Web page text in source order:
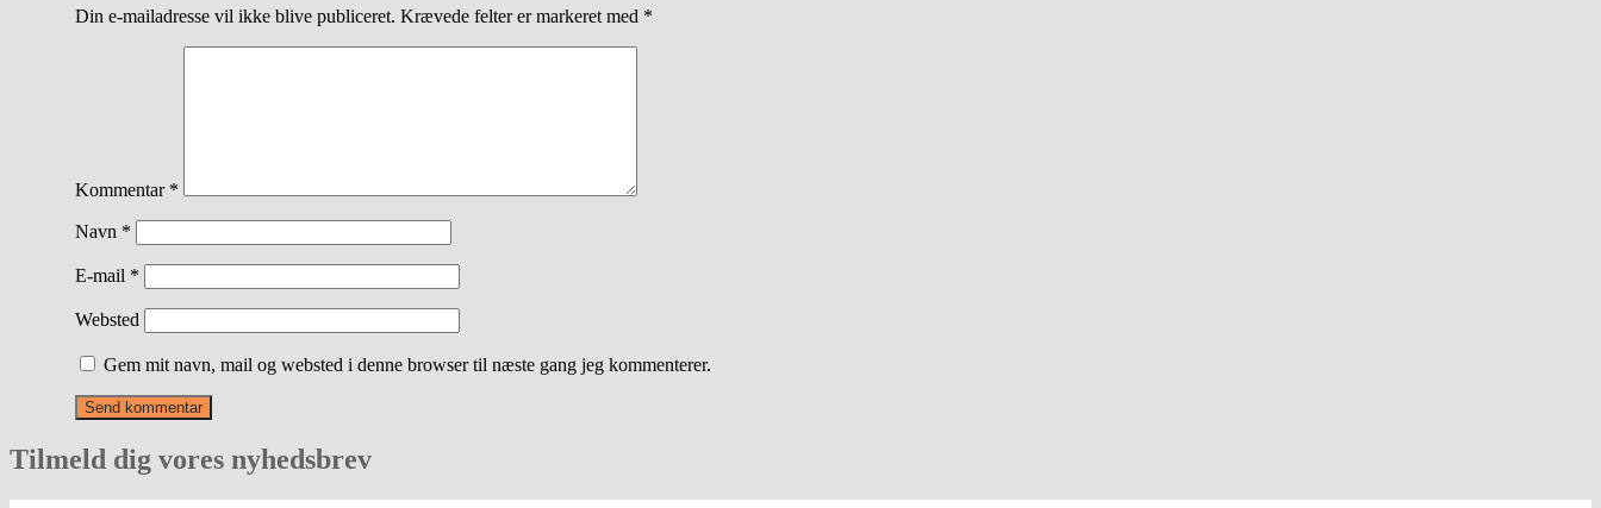
Din e-mailadresse vil ikke blive publiceret. Krævede felter er markeret med *
Kommentar *
Navn *
E-mail *
Websted
Gem mit navn, mail og websted i denne browser til næste gang jeg kommenterer.
Tilmeld dig vores nyhedsbrev